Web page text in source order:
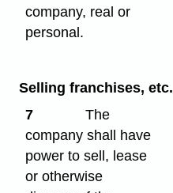
company, real or
personal.
Selling franchises, etc.
7
The
company shall have
power to sell, lease
or otherwise